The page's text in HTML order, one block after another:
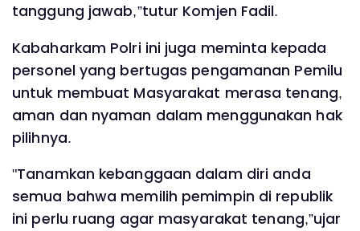
tanggung jawab,”tutur Komjen Fadil.
Kabaharkam Polri ini juga meminta kepada
personel yang bertugas pengamanan Pemilu
untuk membuat Masyarakat merasa tenang,
aman dan nyaman dalam menggunakan hak
pilihnya.
"Tanamkan kebanggaan dalam diri anda
semua bahwa memilih pemimpin di republik
ini perlu ruang agar masyarakat tenang,”ujar